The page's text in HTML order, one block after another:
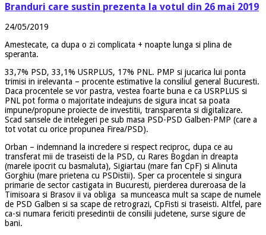
Branduri care sustin prezenta la votul din 26 mai 2019
24/05/2019
Amestecate, ca dupa o zi complicata + noapte lunga si plina de
speranta.
33,7% PSD, 33,1% USRPLUS, 17% PNL. PMP si jucarica lui ponta
trimisi in irelevanta – procente estimative la consiliul general Bucuresti.
Daca procentele se vor pastra, vestea foarte buna e ca USRPLUS si
PNL pot forma o majoritate indeajuns de sigura incat sa poata
impune/propune proiecte de investitii, transparenta si digitalizare.
Scad sansele de intelegeri pe sub masa PSD-PSD Galben-PMP (care a
tot votat cu orice propunea Firea/PSD).
Orban – indemnand la incredere si respect reciproc, dupa ce au
transferat mii de traseisti de la PSD, cu Rares Bogdan in dreapta
(marele ipocrit cu basmaluta), Sigiartau (mare fan CpF) si Alinuta
Gorghiu (mare prietena cu PSDistii). Sper ca procentele si singura
primarie de sector castigata in Bucuresti, pierderea dureroasa de la
Timisoara si Brasov ii va obliga sa munceasca mult sa scape de numele
de PSD Galben si sa scape de retrograzi, CpFisti si traseisti. Altfel, pare
ca-si numara fericiti presedintii de consilii judetene, surse sigure de
bani.